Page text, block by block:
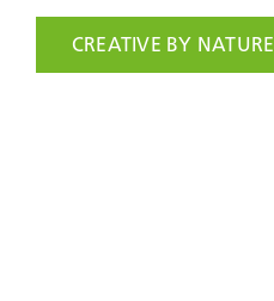
CREATIVE BY NATURE